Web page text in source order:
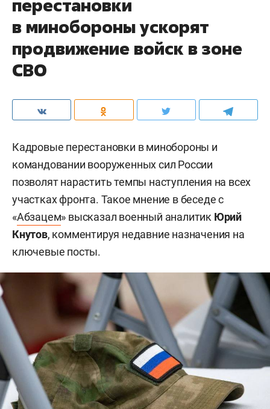
перестановки
в минобороны ускорят
продвижение войск в зоне
СВО
Кадровые перестановки в минобороны и
командовании вооруженных сил России
позволят нарастить темпы наступления на всех
участках фронта. Такое мнение в беседе с
«Абзацем» высказал военный аналитик Юрий
Кнутов, комментируя недавние назначения на
ключевые посты.